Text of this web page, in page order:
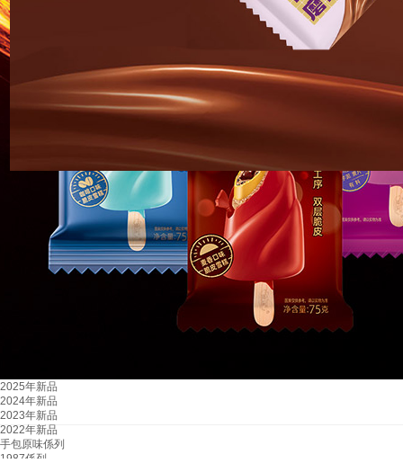
2025年新品
2024年新品
2023年新品
2022年新品
手包原味係列
1987係列